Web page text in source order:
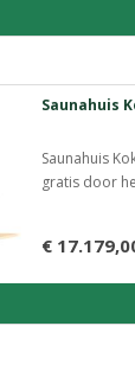
Saunahuis
Saunahuis
gratis door
€